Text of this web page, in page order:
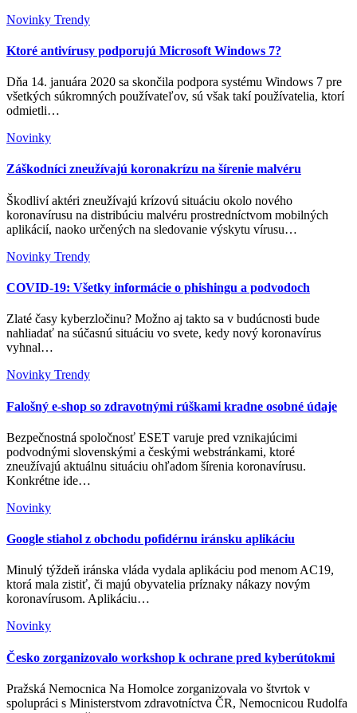
Novinky Trendy
Ktoré antivírusy podporujú Microsoft Windows 7?
Dňa 14. januára 2020 sa skončila podpora systému Windows 7 pre
všetkých súkromných používateľov, sú však takí používatelia, ktorí
odmietli…
Novinky
Záškodníci zneužívajú koronakrízu na šírenie malvéru
Škodliví aktéri zneužívajú krízovú situáciu okolo nového
koronavírusu na distribúciu malvéru prostredníctvom mobilných
aplikácií, naoko určených na sledovanie výskytu vírusu…
Novinky Trendy
COVID-19: Všetky informácie o phishingu a podvodoch
Zlaté časy kyberzločinu? Možno aj takto sa v budúcnosti bude
nahliadať na súčasnú situáciu vo svete, kedy nový koronavírus
vyhnal…
Novinky Trendy
Falošný e-shop so zdravotnými rúškami kradne osobné údaje
Bezpečnostná spoločnosť ESET varuje pred vznikajúcimi
podvodnými slovenskými a českými webstránkami, ktoré
zneužívajú aktuálnu situáciu ohľadom šírenia koronavírusu.
Konkrétne ide…
Novinky
Google stiahol z obchodu pofidérnu iránsku aplikáciu
Minulý týždeň iránska vláda vydala aplikáciu pod menom AC19,
ktorá mala zistiť, či majú obyvatelia príznaky nákazy novým
koronavírusom. Aplikáciu…
Novinky
Česko zorganizovalo workshop k ochrane pred kyberútokmi
Pražská Nemocnica Na Homolce zorganizovala vo štvrtok v
spolupráci s Ministerstvom zdravotníctva ČR, Nemocnicou Rudolfa